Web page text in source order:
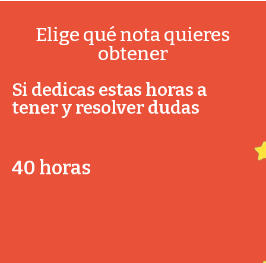
Elige qué nota quieres
obtener
Si dedicas estas horas a
tener y resolver dudas
40 horas